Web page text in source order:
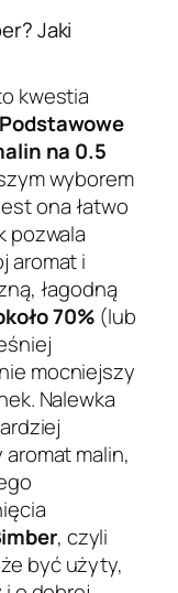
Jaki
kwestia
Podstawowe
na 0.5
wyborem
ona łatwo
pozwala
aromat i
łagodną
70% (lub
mocniejszy
Nalewka
malin,
, czyli
być użyty,